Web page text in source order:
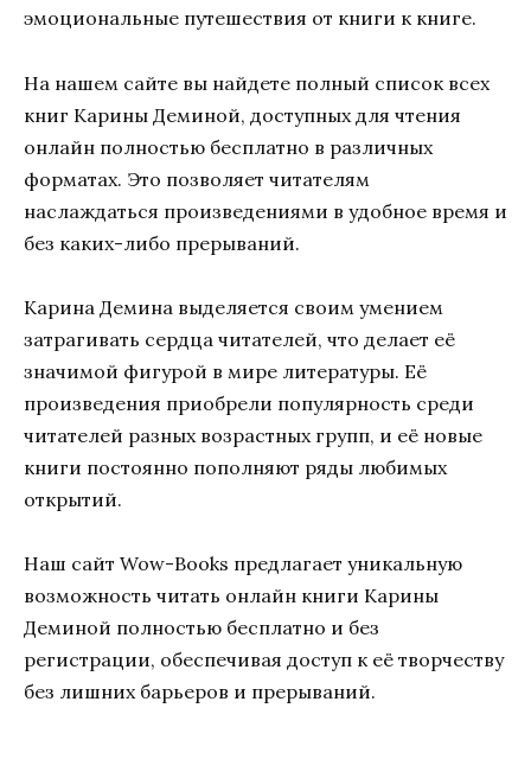
эмоциональные путешествия от книги к книге.
На нашем сайте вы найдете полный список всех
книг Карины Деминой, доступных для чтения
онлайн полностью бесплатно в различных
форматах. Это позволяет читателям
наслаждаться произведениями в удобное время и
без каких-либо прерываний.
Карина Демина выделяется своим умением
затрагивать сердца читателей, что делает её
значимой фигурой в мире литературы. Её
произведения приобрели популярность среди
читателей разных возрастных групп, и её новые
книги постоянно пополняют ряды любимых
открытий.
Наш сайт Wow-Books предлагает уникальную
возможность читать онлайн книги Карины
Деминой полностью бесплатно и без
регистрации, обеспечивая доступ к её творчеству
без лишних барьеров и прерываний.